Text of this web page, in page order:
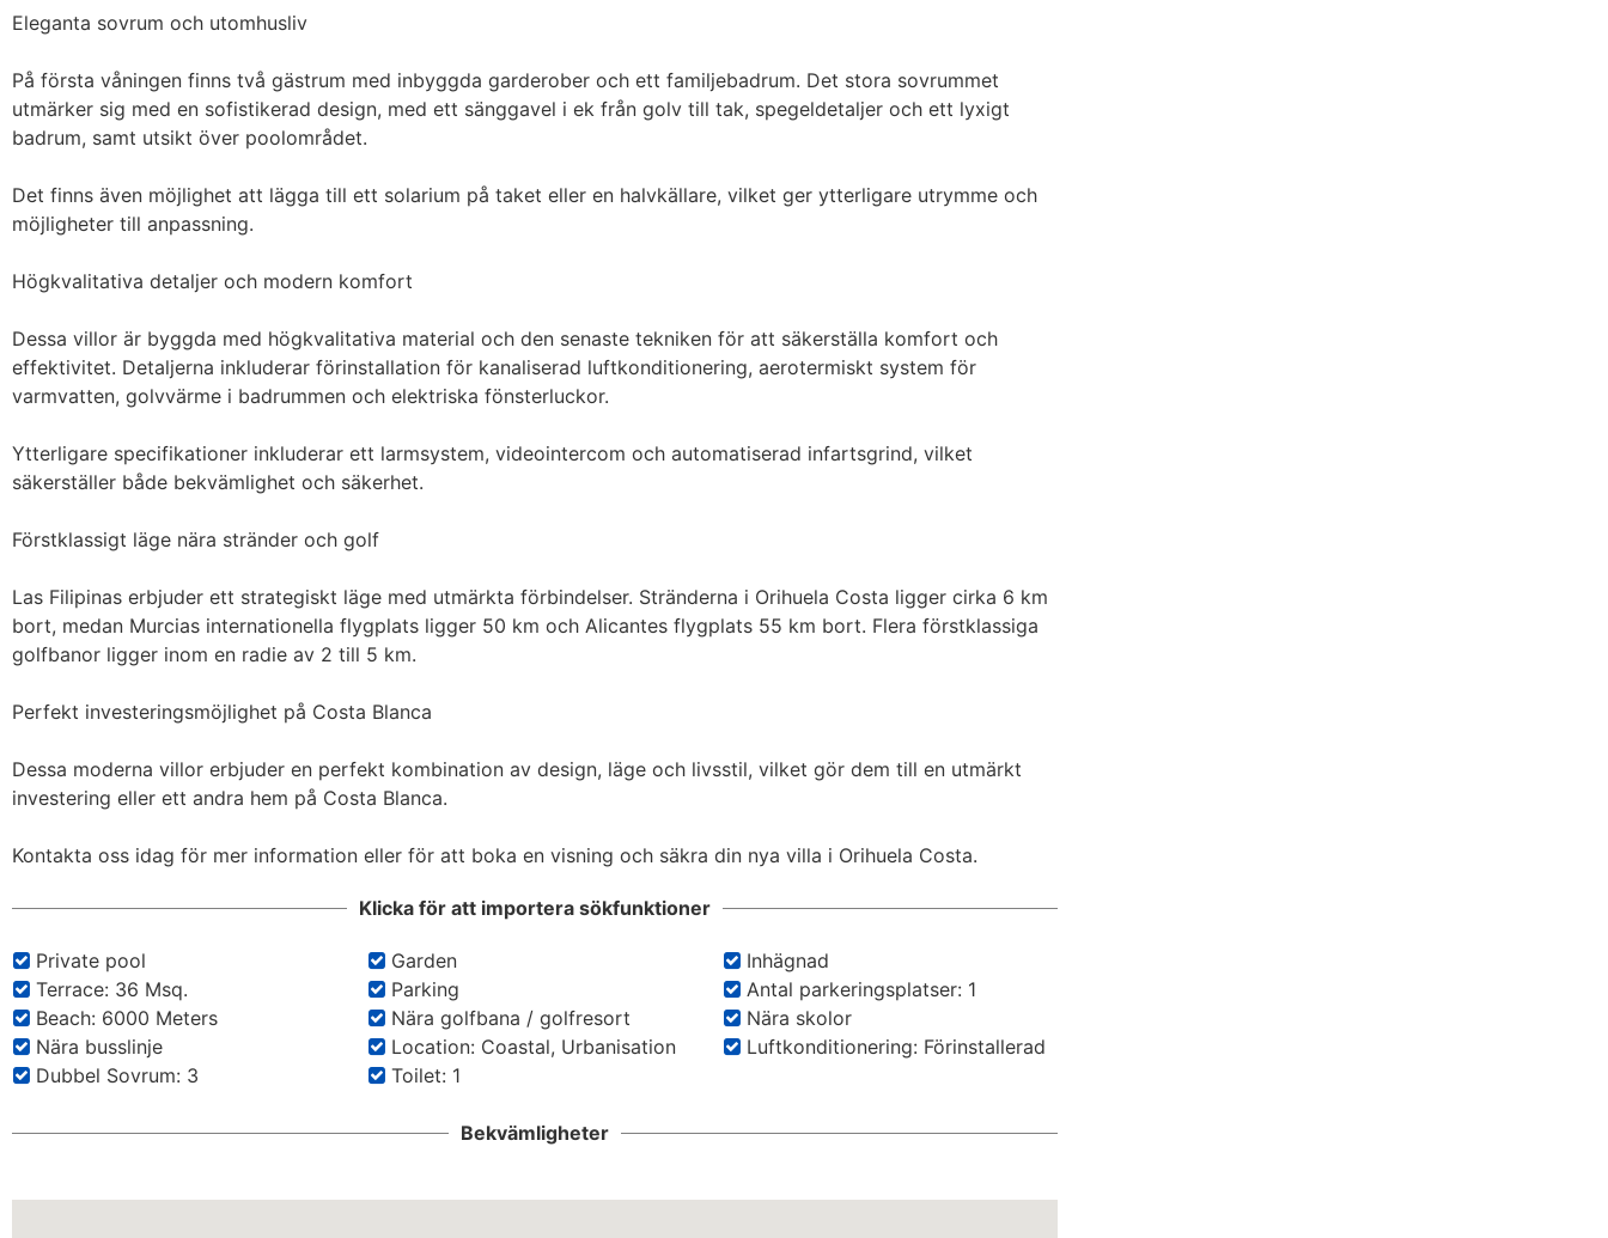
Eleganta sovrum och utomhusliv
På första våningen finns två gästrum med inbyggda garderober och ett familjebadrum. Det stora sovrummet
utmärker sig med en sofistikerad design, med ett sänggavel i ek från golv till tak, spegeldetaljer och ett lyxigt
badrum, samt utsikt över poolområdet.
Det finns även möjlighet att lägga till ett solarium på taket eller en halvkällare, vilket ger ytterligare utrymme och
möjligheter till anpassning.
Högkvalitativa detaljer och modern komfort
Dessa villor är byggda med högkvalitativa material och den senaste tekniken för att säkerställa komfort och
effektivitet. Detaljerna inkluderar förinstallation för kanaliserad luftkonditionering, aerotermiskt system för
varmvatten, golvvärme i badrummen och elektriska fönsterluckor.
Ytterligare specifikationer inkluderar ett larmsystem, videointercom och automatiserad infartsgrind, vilket
säkerställer både bekvämlighet och säkerhet.
Förstklassigt läge nära stränder och golf
Las Filipinas erbjuder ett strategiskt läge med utmärkta förbindelser. Stränderna i Orihuela Costa ligger cirka 6 km
bort, medan Murcias internationella flygplats ligger 50 km och Alicantes flygplats 55 km bort. Flera förstklassiga
golfbanor ligger inom en radie av 2 till 5 km.
Perfekt investeringsmöjlighet på Costa Blanca
Dessa moderna villor erbjuder en perfekt kombination av design, läge och livsstil, vilket gör dem till en utmärkt
investering eller ett andra hem på Costa Blanca.
Kontakta oss idag för mer information eller för att boka en visning och säkra din nya villa i Orihuela Costa.
Klicka för att importera sökfunktioner
Private pool Garden
Inhägnad
Terrace: 36 Msq.
Parking
Antal parkeringsplatser: 1
Beach: 6000 Meters
Nära golfbana / golfresort
Nära skolor
Nära busslinje
Location: Coastal, Urbanisation
Luftkonditionering: Förinstallerad
Dubbel Sovrum: 3
Toilet: 1
Bekvämligheter